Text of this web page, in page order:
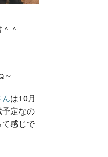
＾
～
は10月
定なの
感じで